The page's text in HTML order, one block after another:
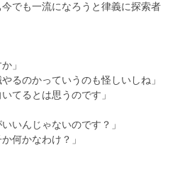
でも一流になろうと律義に探索者
」
るのかっていうのも怪しいしね」
てるとは思うのです」
いんじゃないのです？」
何かなわけ？」